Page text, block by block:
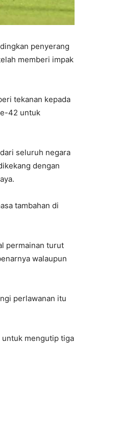
penyerang
memberi impak
tekanan kepada
42 untuk
seluruh negara
dengan
tambahan di
permainan turut
walaupun
perlawanan itu
untuk mengutip tiga